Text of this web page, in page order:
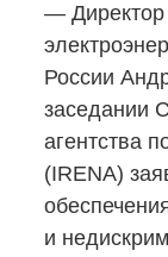
— Директор
России
заседании
агентства
(IRENA)
и